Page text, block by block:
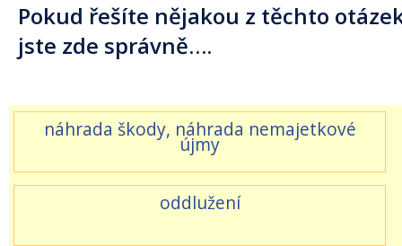
Pokud řešíte nějakou z těchto
jste zde správně….
náhrada škody, náhrada nemajetkové
újmy
oddlužení